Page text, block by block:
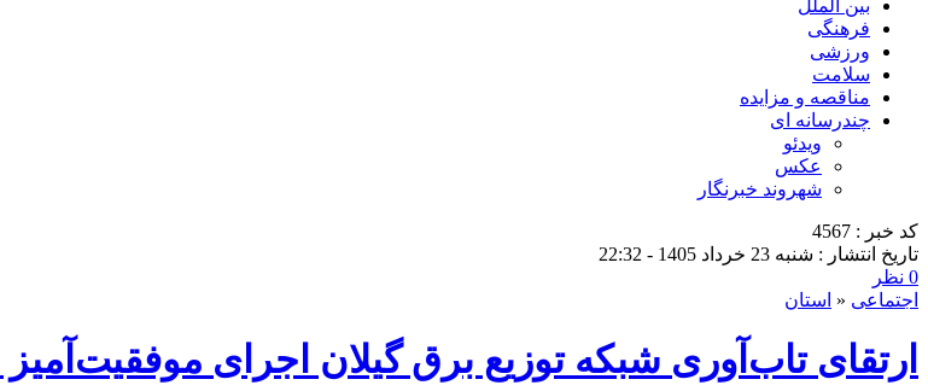
بین الملل
فرهنگی
ورزشی
سلامت
مناقصه و مزایده
چندرسانه ای
ویدئو
عکس
شهروند خبرنگار
کد خبر : 4567
تاریخ انتشار : شنبه 23 خرداد 1405 - 22:32
0 نظر
اجتماعی « استان
ارتقای تاب‌آوری شبكه توزیع برق گیلان اجرای